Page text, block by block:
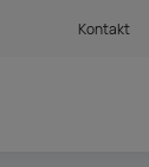
Kontakt